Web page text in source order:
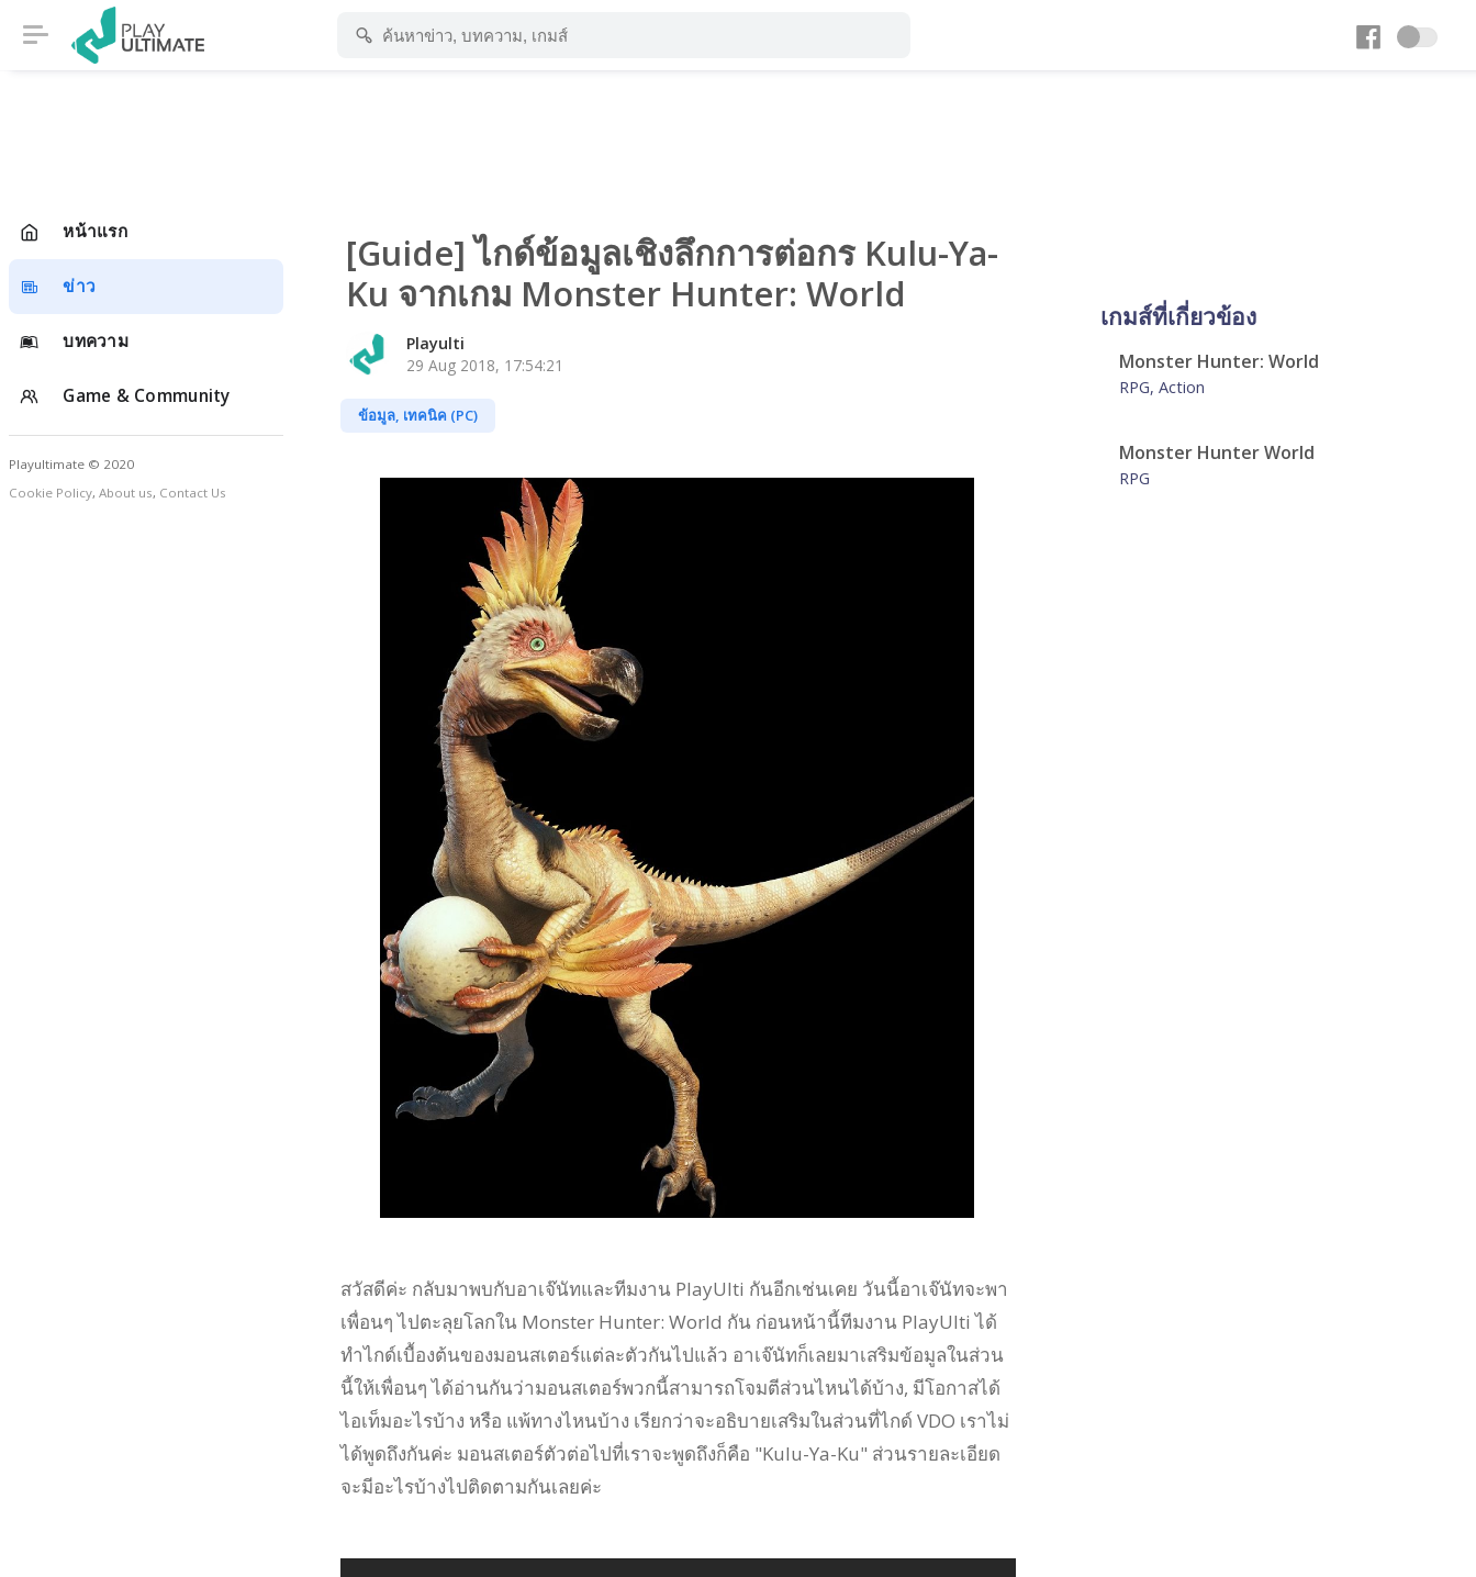
หน้าแรก
ข่าว
บทความ
Game & Community
Playultimate © 2020
Cookie Policy, About us, Contact Us
[Guide] ไกด์ข้อมูลเชิงลึกการต่อกร Kulu-Ya-
Ku จากเกม Monster Hunter: World
Playulti
29 Aug 2018, 17:54:21
ข้อมูล, เทคนิค (PC)
สวัสดีค่ะ กลับมาพบกับอาเจ๊นัทและทีมงาน PlayUlti กันอีกเช่นเคย วันนี้อาเจ๊นัทจะพา
เพื่อนๆ ไปตะลุยโลกใน Monster Hunter: World กัน ก่อนหน้านี้ทีมงาน PlayUlti ได้
ทำไกด์เบื้องต้นของมอนสเตอร์แต่ละตัวกันไปแล้ว อาเจ๊นัทก็เลยมาเสริมข้อมูลในส่วน
นี้ให้เพื่อนๆ ได้อ่านกันว่ามอนสเตอร์พวกนี้สามารถโจมตีส่วนไหนได้บ้าง, มีโอกาสได้
ไอเท็มอะไรบ้าง หรือ แพ้ทางไหนบ้าง เรียกว่าจะอธิบายเสริมในส่วนที่ไกด์ VDO เราไม่
ได้พูดถึงกันค่ะ มอนสเตอร์ตัวต่อไปที่เราจะพูดถึงก็คือ "Kulu-Ya-Ku" ส่วนรายละเอียด
จะมีอะไรบ้างไปติดตามกันเลยค่ะ
เกมส์ที่เกี่ยวข้อง
Monster Hunter: World
RPG, Action
Monster Hunter World
RPG